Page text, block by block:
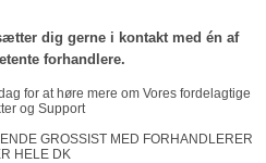
dig gerne i kontakt med én af
forhandlere.
for at høre mere om Vores fordelagtige
og Support
GROSSIST MED FORHANDLERER
HELE DK